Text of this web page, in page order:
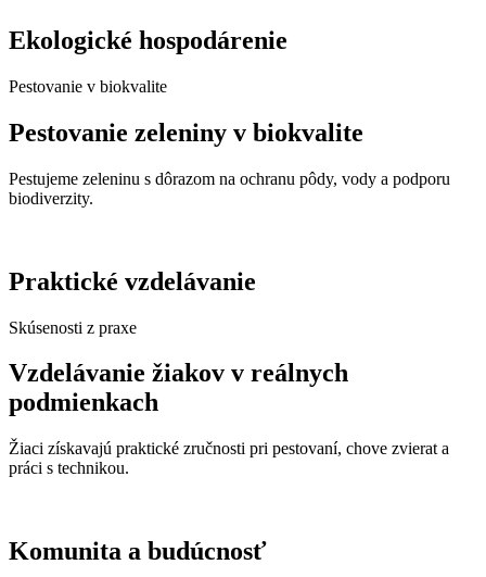
Ekologické hospodárenie
Pestovanie v biokvalite
Pestovanie zeleniny v biokvalite
Pestujeme zeleninu s dôrazom na ochranu pôdy, vody a podporu
biodiverzity.
Praktické vzdelávanie
Skúsenosti z praxe
Vzdelávanie žiakov v reálnych
podmienkach
Žiaci získavajú praktické zručnosti pri pestovaní, chove zvierat a
práci s technikou.
Komunita a budúcnosť